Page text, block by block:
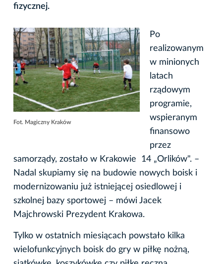
fizycznej.
Fot. Magiczny Kraków
Po
realizowanym
w minionych
latach
rządowym
programie,
wspieranym
finansowo
przez
samorządy, zostało w Krakowie 14 „Orlików". –
Nadal skupiamy się na budowie nowych boisk i
modernizowaniu już istniejącej osiedlowej i
szkolnej bazy sportowej – mówi Jacek
Majchrowski Prezydent Krakowa.
Tylko w ostatnich miesiącach powstało kilka
wielofunkcyjnych boisk do gry w piłkę nożną,